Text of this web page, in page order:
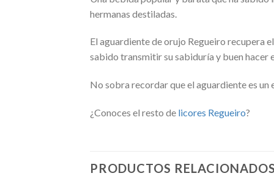
hermanas destiladas.
El aguardiente de orujo Regueiro recupera
sabido transmitir su sabiduría y buen hacer
No sobra recordar que el aguardiente es
¿Conoces el resto de licores Regueiro?
PRODUCTOS